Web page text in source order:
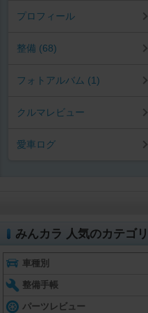
プロフィール
整備 (68)
フォトアルバム (1)
クルマレビュー
愛車ログ
みんカラ 人気のカテゴリ
車種別
整備手帳
パーツレビュー